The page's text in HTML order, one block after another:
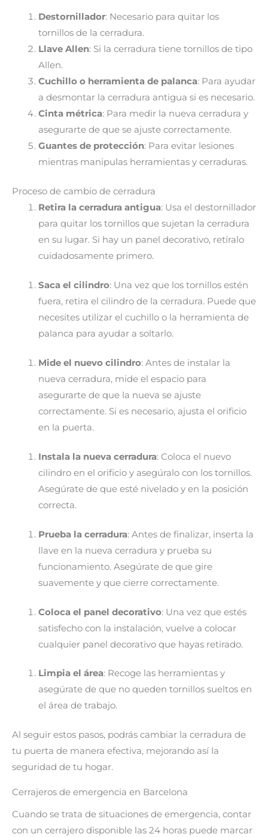
Destornillador: Necesario para quitar los
tornillos de la cerradura.
Llave Allen: Si la cerradura tiene tornillos de tipo
Allen.
Cuchillo o herramienta de palanca: Para ayudar
a desmontar la cerradura antigua si es necesario.
Cinta métrica: Para medir la nueva cerradura y
asegurarte de que se ajuste correctamente.
Guantes de protección: Para evitar lesiones
mientras manipulas herramientas y cerraduras.
Proceso de cambio de cerradura
Retira la cerradura antigua: Usa el destornillador
para quitar los tornillos que sujetan la cerradura
en su lugar. Si hay un panel decorativo, retíralo
cuidadosamente primero.
Saca el cilindro: Una vez que los tornillos estén
fuera, retira el cilindro de la cerradura. Puede que
necesites utilizar el cuchillo o la herramienta de
palanca para ayudar a soltarlo.
Mide el nuevo cilindro: Antes de instalar la
nueva cerradura, mide el espacio para
asegurarte de que la nueva se ajuste
correctamente. Si es necesario, ajusta el orificio
en la puerta.
Instala la nueva cerradura: Coloca el nuevo
cilindro en el orificio y asegúralo con los tornillos.
Asegúrate de que esté nivelado y en la posición
correcta.
Prueba la cerradura: Antes de finalizar, inserta la
llave en la nueva cerradura y prueba su
funcionamiento. Asegúrate de que gire
suavemente y que cierre correctamente.
Coloca el panel decorativo: Una vez que estés
satisfecho con la instalación, vuelve a colocar
cualquier panel decorativo que hayas retirado.
Limpia el área: Recoge las herramientas y
asegúrate de que no queden tornillos sueltos en
el área de trabajo.
Al seguir estos pasos, podrás cambiar la cerradura de
tu puerta de manera efectiva, mejorando así la
seguridad de tu hogar.
Cerrajeros de emergencia en Barcelona
Cuando se trata de situaciones de emergencia, contar
con un cerrajero disponible las 24 horas puede marcar